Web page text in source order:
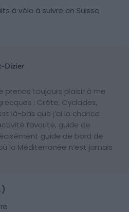
à vélo à suivre en Suisse
Dizier
prends toujours plaisir à me
: Crète, Cyclades,
là-bas que j’ai la chance
favorite, guide de
guide de bord de
la Méditerranée n’est jamais